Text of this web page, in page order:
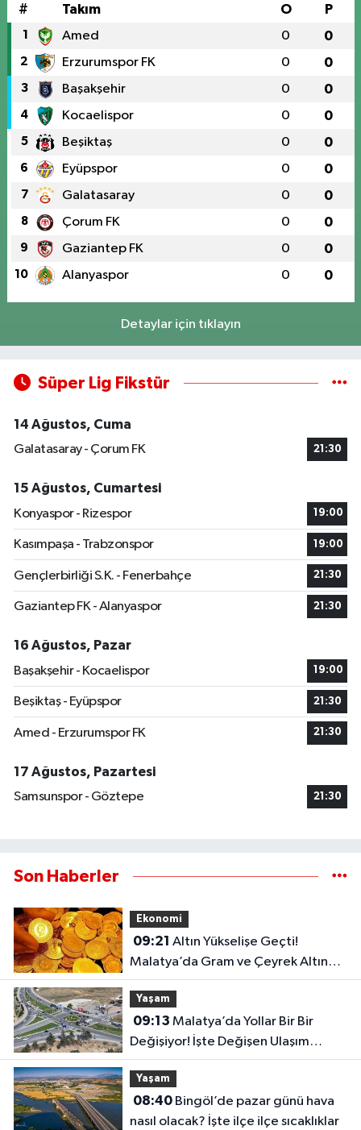
# Takım O P
1 Amed 0 0
2 Erzurumspor FK 0 0
3 Başakşehir 0 0
4 Kocaelispor 0 0
5 Beşiktaş 0 0
6 Eyüpspor 0 0
7 Galatasaray 0 0
8 Çorum FK 0 0
9 Gaziantep FK 0 0
10 Alanyaspor 0 0
Detaylar için tıklayın
Süper Lig Fikstür
14 Ağustos, Cuma
Galatasaray - Çorum FK
21:30
15 Ağustos, Cumartesi
Konyaspor - Rizespor
19:00
Kasımpaşa - Trabzonspor 19:00
Gençlerbirliği S.K. - Fenerbahçe 21:30
Gaziantep FK - Alanyaspor 21:30
16 Ağustos, Pazar
Başakşehir - Kocaelispor
19:00
Beşiktaş - Eyüpspor 21:30
Amed - Erzurumspor FK 21:30
17 Ağustos, Pazartesi
Samsunspor - Göztepe
21:30
Son Haberler
Ekonomi
09:21
Malatya’da Gram ve Çeyrek Altın
Fiyatları Şaşırttı
Yaşam
09:13
Değişiyor! İşte Değişen Ulaşım
Noktaları
Yaşam
08:40Bingöl’de pazar günü hava
nasıl olacak? İşte ilçe ilçe sıcaklıklar